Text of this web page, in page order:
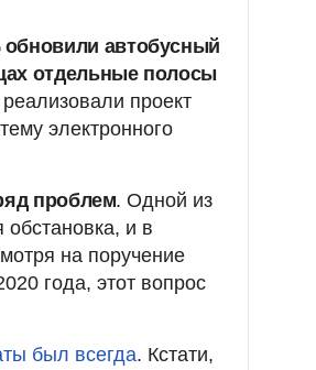
обновили автобусный
отдельные полосы
проект
электронного
проблем. Одной из
обстановка, и в
на поручение
года, этот вопрос
был всегда. Кстати,